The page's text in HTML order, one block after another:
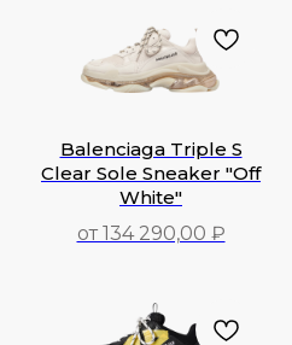
Balenciaga Triple S
Clear Sole Sneaker "Off
White"
от 134 290,00 ₽